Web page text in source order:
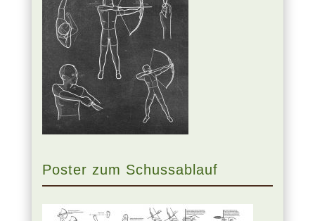
Poster zum Schussablauf